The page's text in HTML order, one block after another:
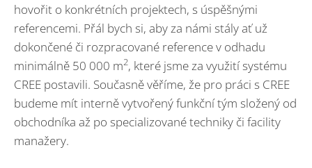
hovořit o konkrétních projektech, s úspěšnými
referencemi. Přál bych si, aby za námi stály ať už
dokončené či rozpracované reference v odhadu
minimálně 50 000 m2, které jsme za využití systému
CREE postavili. Současně věříme, že pro práci s CREE
budeme mít interně vytvořený funkční tým složený od
obchodníka až po specializované techniky či facility
manažery.